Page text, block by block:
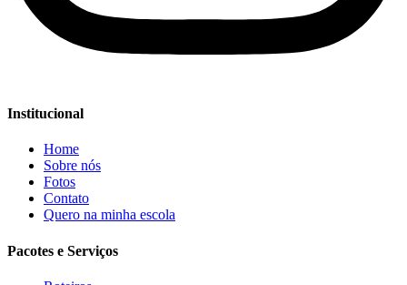
Institucional
Home
Sobre nós
Fotos
Contato
Quero na minha escola
Pacotes e Serviços